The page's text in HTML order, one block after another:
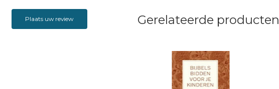
Plaats uw review Gerelateerde producten